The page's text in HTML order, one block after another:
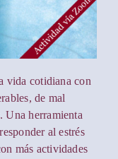
vida cotidiana con
de mal
Una herramienta
al estrés
más actividades